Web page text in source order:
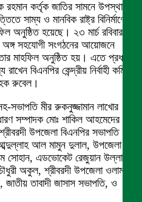
রহমান কর্তৃক জাতির সামনে উপস্থাপিত
সাম্য ও মানবিক রাষ্ট্র বিনির্মাণের
অনুষ্ঠিত হয়েছে। ২৩ মার্চ রবিবার
অঙ্গ সহযোগী সংগঠনের আয়োজনে
মাহফিল অনুষ্ঠিত হয়। এতে প্রধান
বিএনপির কেন্দ্রীয় নির্বাহী কমিটির
রুবেল।
সভাপতি মীর রুকনুজ্জামান লাখোর
সম্পাদক মোঃ শাকিল আহমেদের
উপজেলা বিএনপির সভাপতি
আল মামুন দুলাল, উপজেলা
সোহান, এডভোকেট রেজুয়ান উল্লাহ,
অকুল, শ্রীবরদী উপজেলা ওলামা
তাবাদী জাসাস সভাপতি, ও